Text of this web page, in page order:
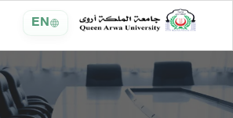
EN